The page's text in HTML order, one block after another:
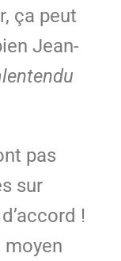
ça peut
Jean-
pas
sur
!
moyen